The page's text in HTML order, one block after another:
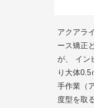
アクアラ
ース矯正
が、 イン
り大体0.5
手作業（
度型を取